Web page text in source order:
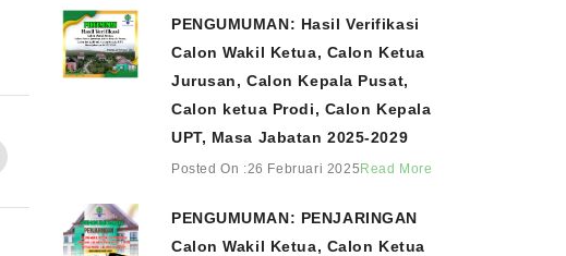
PENGUMUMAN: Hasil Verifikasi
Calon Wakil Ketua, Calon Ketua
Jurusan, Calon Kepala Pusat,
Calon ketua Prodi, Calon Kepala
UPT, Masa Jabatan 2025-2029
Posted On :26 Februari 2025 Read More
PENGUMUMAN: PENJARINGAN
Calon Wakil Ketua, Calon Ketua